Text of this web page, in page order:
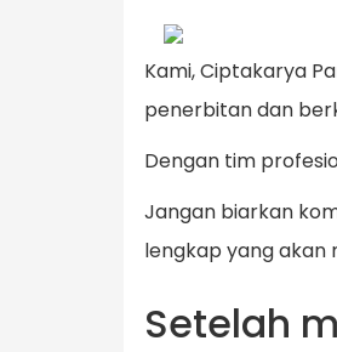
Kami, Ciptakarya
penerbitan dan
Dengan tim
Jangan biarkan
lengkap yang
Setelah